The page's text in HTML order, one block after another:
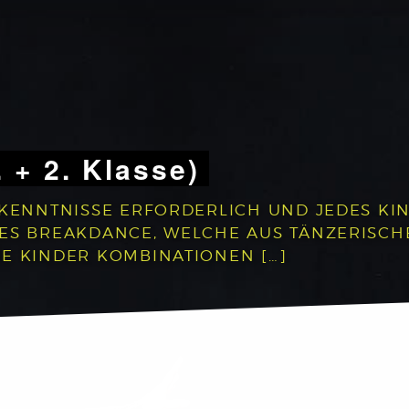
+ 2. Klasse)
ERFORDERLICH UND JEDES
BREAKDANCE, WELCHE AUS
KINDER KOMBINATIONEN […]